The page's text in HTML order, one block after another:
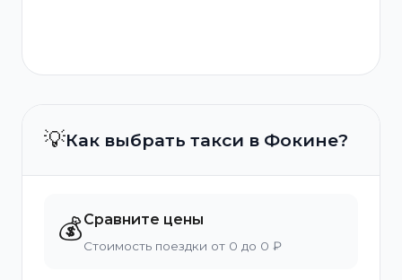
💡Как выбрать такси в Фокине?
💰Сравните цены
Стоимость поездки от 0 до 0 ₽